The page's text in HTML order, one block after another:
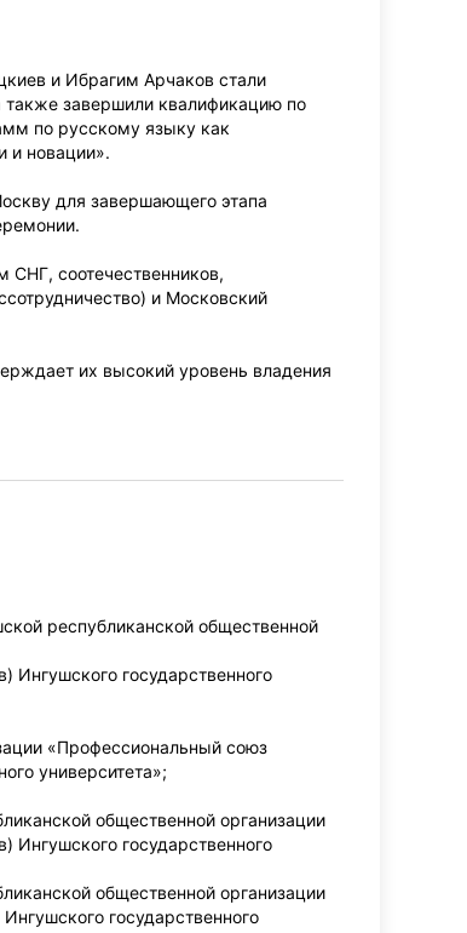
и Ибрагим Арчаков стали
также завершили квалификацию по
по русскому языку как
и новации».
для завершающего этапа
СНГ, соотечественников,
и Московский
их высокий уровень владения
республиканской общественной
Ингушского государственного
«Профессиональный союз
университета»;
общественной организации
Ингушского государственного
общественной организации
государственного